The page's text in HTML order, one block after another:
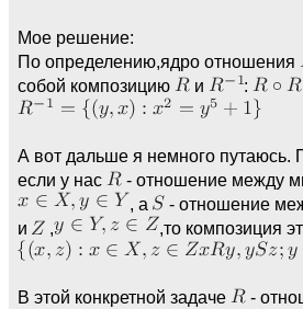
Мое решение:
По определению,ядро отношения
собой композицию
и :
А вот дальше я немного путаюсь.
если у нас
- отношение между
, а
- отношение
и
, ,то композиция
В этой конкретной задаче -